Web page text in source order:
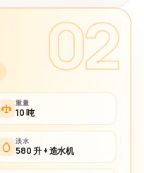
02
重量
10 吨
淡水
580 升 + 造水机